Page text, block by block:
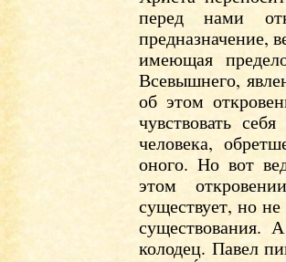
перед нами
предназначение,
имеющая
Всевышнего,
об этом
чувствовать
человека,
оного. Но вот
этом
существует, но
существования.
колодец. Павел